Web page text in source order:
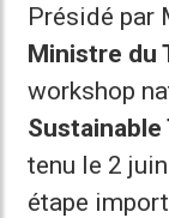
Présidé par
Ministre du
workshop
Sustainable
tenu le 2
étape